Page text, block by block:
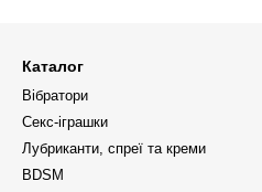
Каталог
Вібратори
Секс-іграшки
Лубриканти, спреї та креми
BDSM